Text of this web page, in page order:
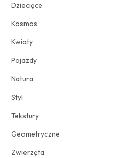
Dziecięce
Kosmos
Kwiaty
Pojazdy
Natura
Styl
Tekstury
Geometryczne
Zwierzęta